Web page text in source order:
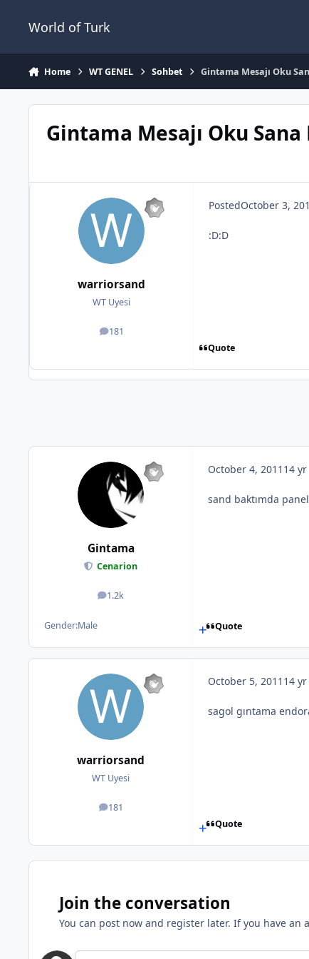
World of Turk
Home WT GENEL Sohbet Gintama Mesajı Oku
Gintama Mesajı Oku
warriorsand
WT Uyesi
181
posts
PostedOctober 3,
:D:D
Quote
Gintama
Cenarion
1.2k
posts
Gender:Male
October 4, 2011 14 yr
sand baktımda
Quote
warriorsand
WT Uyesi
181
posts
October 5, 2011 14 yr
sagol gıntama
Quote
Join the conversation
You can post now and register later. If you have an